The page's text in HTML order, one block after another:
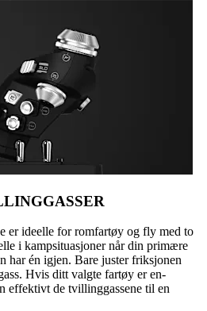
er ideelle for romfartøy og fly med to
i kampsituasjoner når din primære
har én igjen. Bare juster friksjonen
Hvis ditt valgte fartøy er en-
effektivt de tvillinggassene til en